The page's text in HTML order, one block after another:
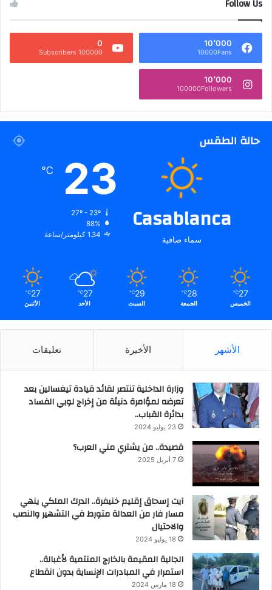
Follow Us
10٬000
10000Fans
0
100000 Subscribers
10٬000
100000Followers
حالة الطقس
Casablanca
سماء صافية
23
℃
27º - 23º
88%
1.34 كيلومتر/ساعة
27
℃
الخميس
28
℃
الجمعة
29
℃
السبت
27
℃
الأحد
27
℃
الأثنين
الأشهر الأخيرة تعليقات
وزارة الداخلية تنتصر لقائد قيادة تيغسالين بعد
تعرضه لمؤامرة دنيئة من إخراج لوبي الفساد
بدائرة القباب..
23 يوليو 2024
قصيدة.. من يشتري مني العرب؟
7 أبريل 2025
آيت إسحاق إقليم خنيفرة.. الدرك الملكي ينهي
مسار فار من العدالة متورط في التشهير والنصب
والاحتيال
18 يوليو 2024
الجالية المقيمة بالخارج المنتمية لأغبالة..
استمرار في المبادرات الإنساية بدون انقطاع
18 مارس 2024